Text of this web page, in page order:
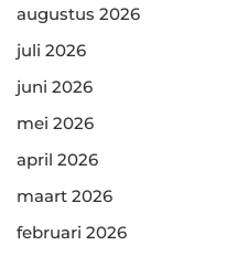
augustus 2026
juli 2026
juni 2026
mei 2026
april 2026
maart 2026
februari 2026